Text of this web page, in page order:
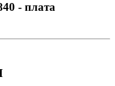
- плата